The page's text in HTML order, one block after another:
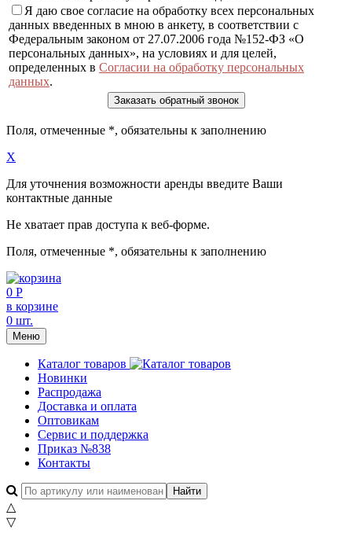
Я даю свое согласие на обработку всех персональных
данных введенных в мною в анкету, в соответствии с
Федеральным законом от 27.07.2006 года №152-ФЗ «О
персональных данных», на условиях и для целей,
определенных в Согласии на обработку персональных
данных.
Поля, отмеченные *, обязательны к заполнению
X
Для уточнения возможности аренды введите Ваши
контактные данные
Не хватает прав доступа к веб-форме.
Поля, отмеченные *, обязательны к заполнению
0 Р
в корзине
0 шт.
Меню
Каталог товаров
Новинки
Распродажа
Доставка и оплата
Оптовикам
Сервис и поддержка
Приказ №838
Контакты
△
▽